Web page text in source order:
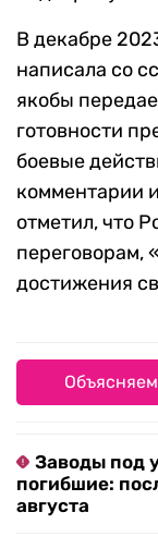
В декабре
написала со
якобы
готовности
боевые
комментарии
отметил, что
переговорам,
достижения
Заводы под
погибшие:
августа